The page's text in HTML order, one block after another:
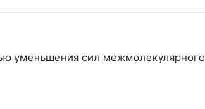
уменьшения сил межмолекулярного